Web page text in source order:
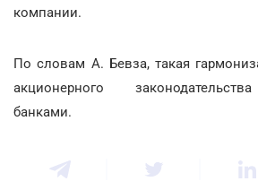
компании.
По словам А. Бевза, такая
акционерного
банками.